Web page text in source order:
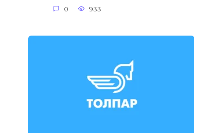
0 933